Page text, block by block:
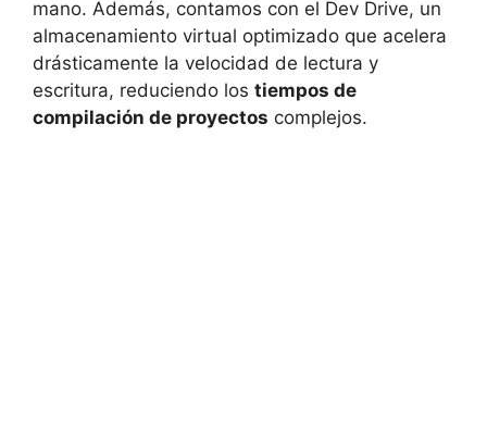
mano. Además, contamos con el Dev Drive, un
almacenamiento virtual optimizado que acelera
drásticamente la velocidad de lectura y
escritura, reduciendo los tiempos de
compilación de proyectos complejos.